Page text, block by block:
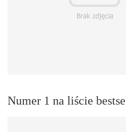
Numer 1 na liście